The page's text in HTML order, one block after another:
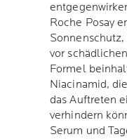
Roche Posay
vor
Formel
Niacinamid,
das Auftreten
verhindern
Serum und